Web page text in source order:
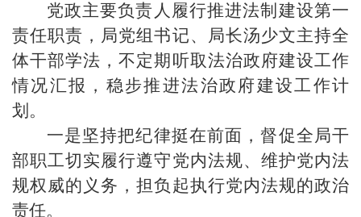
党政主要负责人履行推进法制建设第一
责任职责，局党组书记、局长汤少文主持全
体干部学法，不定期听取法治政府建设工作
情况汇报，稳步推进法治政府建设工作计
划。
一是坚持把纪律挺在前面，督促全局干
部职工切实履行遵守党内法规、维护党内法
规权威的义务，担负起执行党内法规的政治
责任。